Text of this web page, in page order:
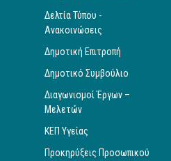
Δελτία Τύπου -
Ανακοινώσεις
Δημοτική Επιτροπή
Δημοτικό Συμβούλιο
Διαγωνισμοί Έργων –
Μελετών
ΚΕΠ Υγείας
Προκηρύξεις Προσωπικού